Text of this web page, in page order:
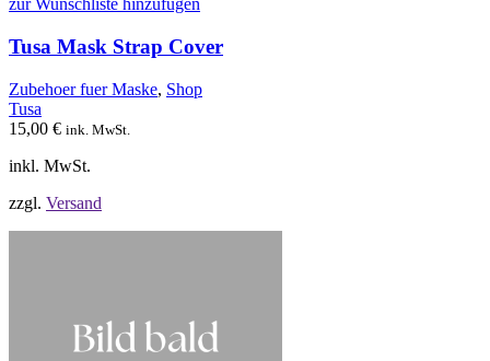
auf.
Die
Optionen
können
zur Wunschliste hinzufügen
Tusa Mask Strap Cover
Zubehoer fuer Maske, Shop
Tusa
15,00 € ink. MwSt.
inkl. MwSt.
zzgl. Versand